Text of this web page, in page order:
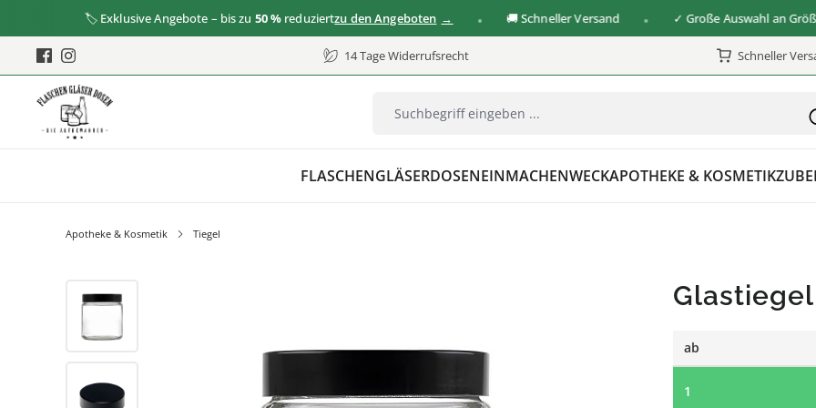
🏷️ Exklusive Angebote – bis zu50 % reduziertzu den Angeboten 🚚 Schneller Versand ✓ Große Auswahl an Größen
14 Tage Widerrufsrecht Schneller
FLASCHENGLÄSERDOSENEINMACHENWECKAPOTHEKE & KOSMETIK
Apotheke & Kosmetik Tiegel
Bildergalerie überspringen
ab
1